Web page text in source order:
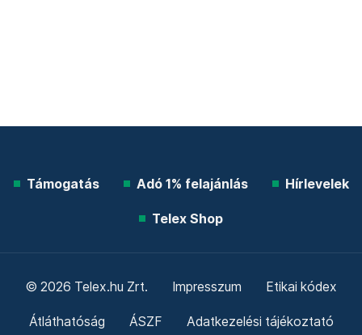
Támogatás Adó 1% felajánlás Hírlevelek
Telex Shop
© 2026 Telex.hu Zrt. Impresszum Etikai kódex
Átláthatóság ÁSZF Adatkezelési tájékoztató